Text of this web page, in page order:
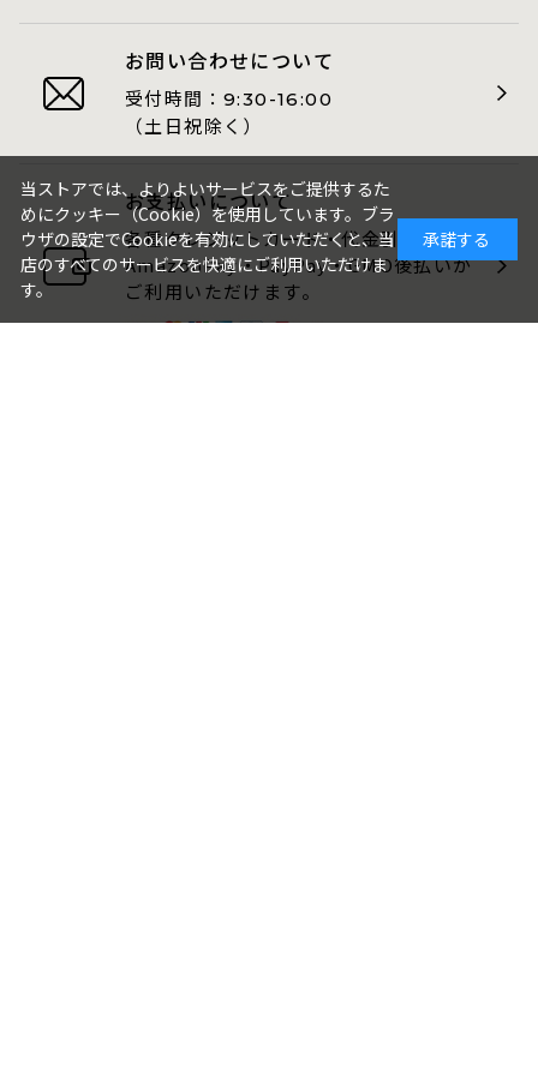
お問い合わせについて
受付時間： 9:30-16:00
（土日祝除く）
お支払いについて
各種クレジットカード・代金引換・
AmazonPay・PayPay・GMO後払いが
ご利用いただけます。
当ストアでは、よりよいサービスをご提供するた
めにクッキー（Cookie）を使用しています。ブラ
ウザの設定でCookieを有効にしていただくと、当
店のすべてのサービスを快適にご利用いただけま
す。
承諾する